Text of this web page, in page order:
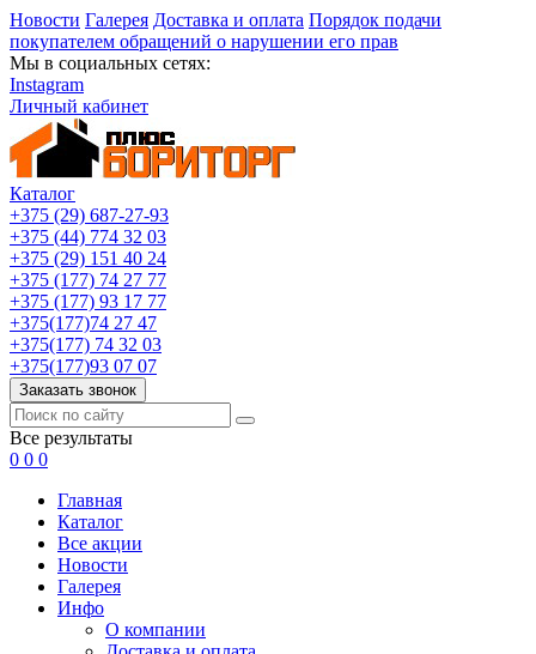
Новости Галерея Доставка и оплата Порядок подачи
покупателем обращений о нарушении его прав
Мы в социальных сетях:
Instagram
Личный кабинет
Каталог
+375 (29) 687-27-93
+375 (44) 774 32 03
+375 (29) 151 40 24
+375 (177) 74 27 77
+375 (177) 93 17 77
+375(177)74 27 47
+375(177) 74 32 03
+375(177)93 07 07
Заказать звонок
Все результаты
0 0 0
Главная
Каталог
Все акции
Новости
Галерея
Инфо
О компании